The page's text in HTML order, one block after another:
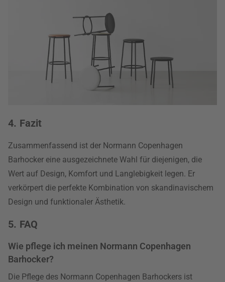
4. Fazit
Zusammenfassend ist der Normann Copenhagen
Barhocker eine ausgezeichnete Wahl für diejenigen, die
Wert auf Design, Komfort und Langlebigkeit legen. Er
verkörpert die perfekte Kombination von skandinavischem
Design und funktionaler Ästhetik.
5. FAQ
Wie pflege ich meinen Normann Copenhagen
Barhocker?
Die Pflege des Normann Copenhagen Barhockers ist